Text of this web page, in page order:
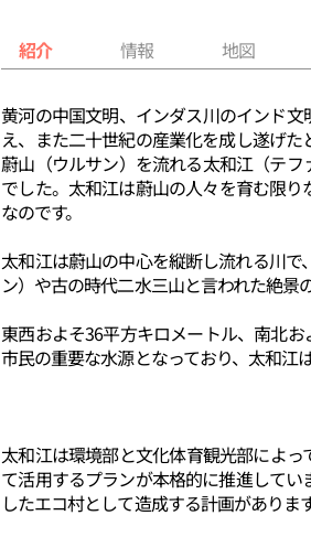
紹介 情報 地図
黄河の中国文明、インダス川のインド
え、また二十世紀の産業化を成し遂げ
蔚山（ウルサン）を流れる太和江（テ
でした。太和江は蔚山の人々を育む限
なのです。
太和江は蔚山の中心を縦断し流れる川
ン）や古の時代二水三山と言われた絶景
東西およそ36平方キロメートル、南北
市民の重要な水源となっており、太和江
太和江は環境部と文化体育観光部によ
て活用するプランが本格的に推進して
したエコ村として造成する計画があります